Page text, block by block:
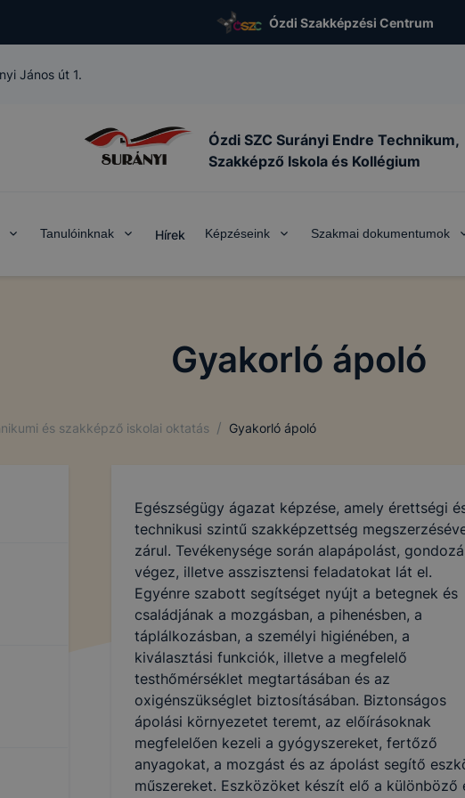
Ózdi Szakképzési Centrum
János út 1.
Ózdi SZC Surányi Endre Technikum,
Szakképző Iskola és Kollégium
Tanulóinknak Hírek Képzéseink Szakmai dokumentumok
Gyakorló ápoló
és szakképző iskolai oktatás / Gyakorló ápoló
Egészségügy ágazat képzése, amely érettségi
technikusi szintű szakképzettség
zárul. Tevékenysége során alapápolást,
végez, illetve asszisztensi feladatokat lát el.
Egyénre szabott segítséget nyújt a betegnek és
családjának a mozgásban, a pihenésben, a
táplálkozásban, a személyi higiénében, a
kiválasztási funkciók, illetve a megfelelő
testhőmérséklet megtartásában és az
oxigénszükséglet biztosításában. Biztonságos
ápolási környezetet teremt, az előírásoknak
megfelelően kezeli a gyógyszereket, fertőző
anyagokat, a mozgást és az ápolást segítő
műszereket. Eszközöket készít elő a
COOKIE-K KEZELÉSE
A cookie vagy másnéven süti egy kisméretű adatfájl, amely akkor
funkcióval rendelkeznek, többek között információt gyűjtenek,
A cookie-kal weboldalunk nem gyűjt és nem tárol személyes
ezekkel Önt beazonosítani nem lehet.
Az IKK Innovatív Képzéstámogató Központ Zrt. milyen célból és
Jobb felhasználói élmény biztosítása (információ gyűjtése
kapcsolatban, hogyan használja Ön a honlapot és a honlap
látogatja leginkább)
Honlap fejlesztése
Feltétlenül szükséges, munkamenet sütik (session cookie)
Ezek a cookie-k ahhoz szükségesek, hogy a felhasználók
használhassák honlapunk funkcióit, többek között az Ön által